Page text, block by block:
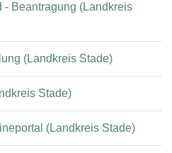
Beantragung (Landkreis
(Landkreis Stade)
Stade)
(Landkreis Stade)